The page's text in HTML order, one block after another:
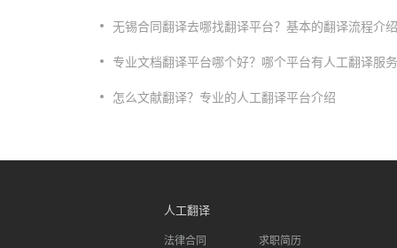
无锡合同翻译去哪找翻译平台？基本的翻译流程介绍
专业文档翻译平台哪个好？哪个平台有人工翻译服
​怎么文献翻译？专业的人工翻译平台介绍
人工翻译
法律合同
求职简历